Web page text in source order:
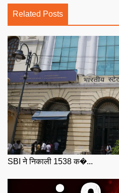
Related Posts
SBI ने निकाली 1538 क�...